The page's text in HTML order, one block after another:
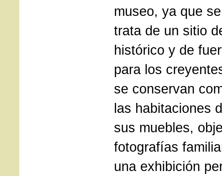
museo, ya que se
trata de un sitio
histórico y de
para los
se conservan
las habitaciones
sus muebles,
fotografías
una exhibición